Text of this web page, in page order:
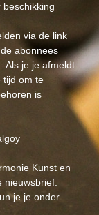
via de link
abonnees
Als je je afmeldt
tijd om te
is
Kunst en
je je onder